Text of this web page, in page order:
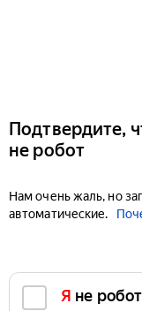
Подтвердите,
не робот
Нам очень жаль, но
автоматические.
Я не робот